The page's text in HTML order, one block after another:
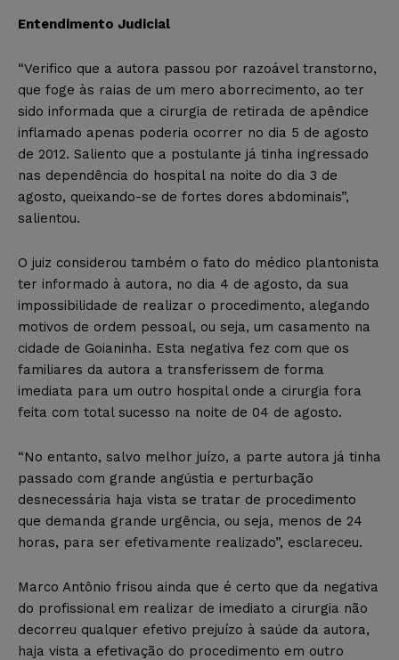
Entendimento Judicial
“Verifico que a autora passou por razoável transtorno,
que foge às raias de um mero aborrecimento, ao ter
sido informada que a cirurgia de retirada de apêndice
inflamado apenas poderia ocorrer no dia 5 de agosto
de 2012. Saliento que a postulante já tinha ingressado
nas dependência do hospital na noite do dia 3 de
agosto, queixando-se de fortes dores abdominais”,
salientou.
O juiz considerou também o fato do médico plantonista
ter informado à autora, no dia 4 de agosto, da sua
impossibilidade de realizar o procedimento, alegando
motivos de ordem pessoal, ou seja, um casamento na
cidade de Goianinha. Esta negativa fez com que os
familiares da autora a transferissem de forma
imediata para um outro hospital onde a cirurgia fora
feita com total sucesso na noite de 04 de agosto.
“No entanto, salvo melhor juízo, a parte autora já tinha
passado com grande angústia e perturbação
desnecessária haja vista se tratar de procedimento
que demanda grande urgência, ou seja, menos de 24
horas, para ser efetivamente realizado”, esclareceu.
Marco Antônio frisou ainda que é certo que da negativa
do profissional em realizar de imediato a cirurgia não
decorreu qualquer efetivo prejuízo à saúde da autora,
haja vista a efetivação do procedimento em outro